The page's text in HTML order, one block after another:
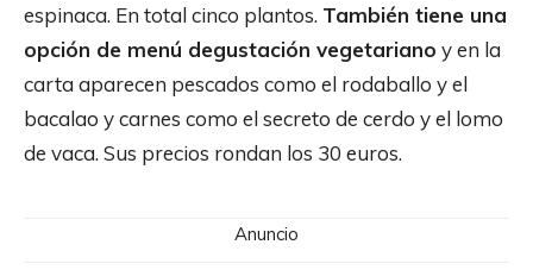
espinaca. En total cinco plantos. También tiene una
opción de menú degustación vegetariano y en la
carta aparecen pescados como el rodaballo y el
bacalao y carnes como el secreto de cerdo y el lomo
de vaca. Sus precios rondan los 30 euros.
Anuncio